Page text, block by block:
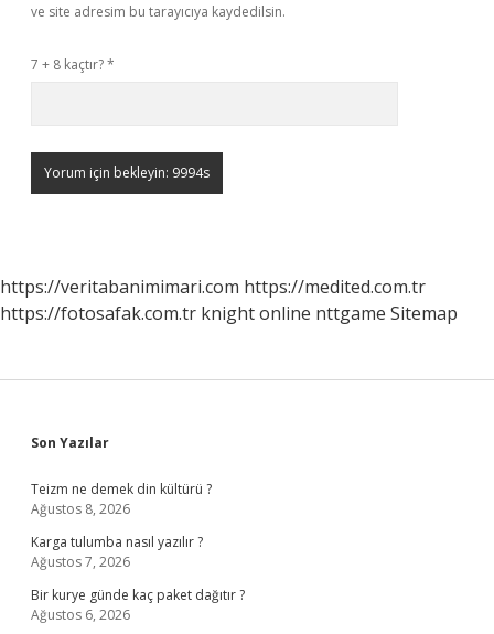
ve site adresim bu tarayıcıya kaydedilsin.
7 + 8 kaçtır?*
https://veritabanimimari.com https://medited.com.tr
https://fotosafak.com.tr knight online nttgame Sitemap
Sidebar
Son Yazılar
Teizm ne demek din kültürü ?
Ağustos 8, 2026
Karga tulumba nasıl yazılır ?
Ağustos 7, 2026
Bir kurye günde kaç paket dağıtır ?
Ağustos 6, 2026